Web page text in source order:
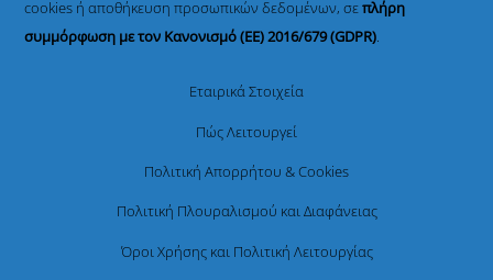
cookies ή αποθήκευση προσωπικών δεδομένων, σεπλήρη
συμμόρφωση με τον Κανονισμό (ΕΕ) 2016/679 (GDPR)
Εταιρικά Στοιχεία
Πώς Λειτουργεί
Πολιτική Απορρήτου & Cookies
Πολιτική Πλουραλισμού και Διαφάνειας
Όροι Χρήσης και Πολιτική Λειτουργίας